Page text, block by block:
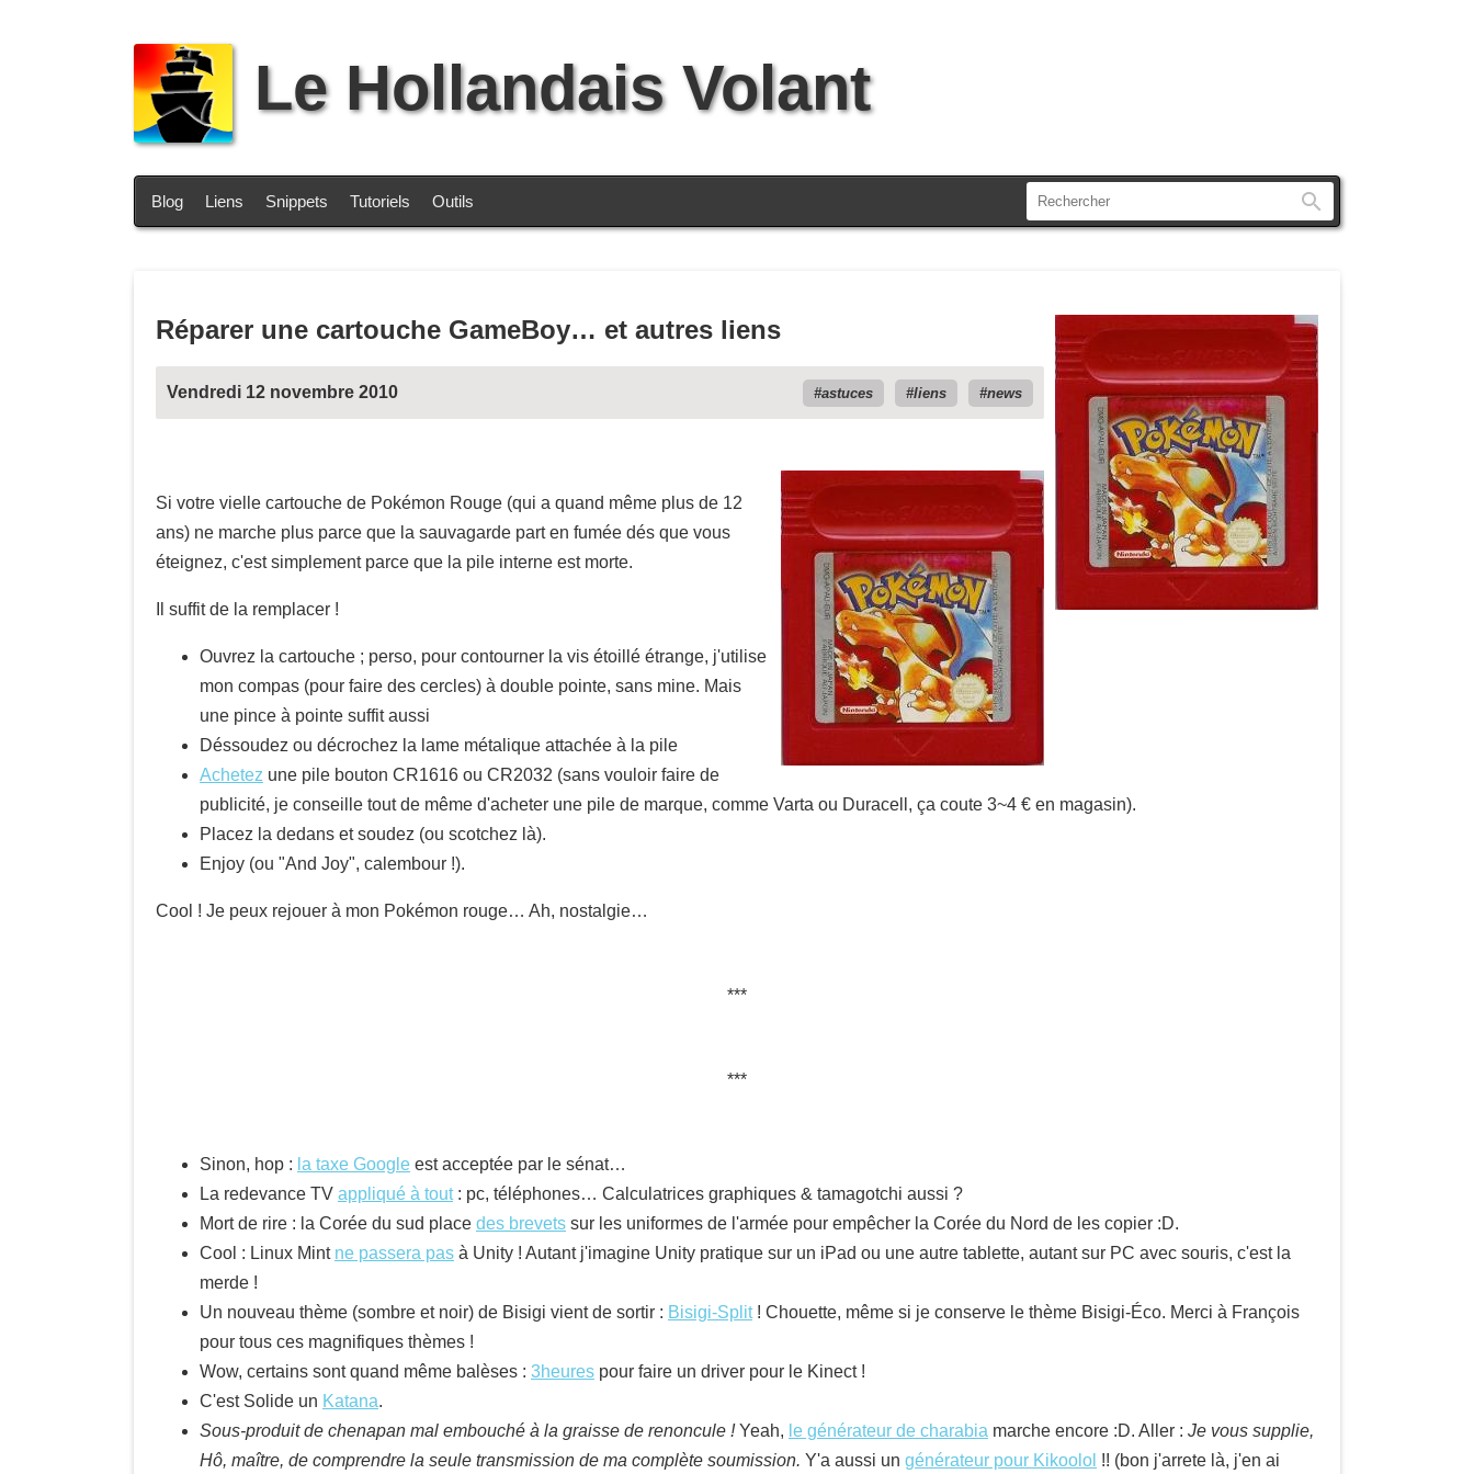
Le Hollandais Volant
Blog Liens Snippets Tutoriels Outils
Réparer une cartouche GameBoy… et autres liens
Vendredi 12 novembre 2010 astuces liens news
Si votre vielle cartouche de Pokémon Rouge (qui a quand même plus de 12
ans) ne marche plus parce que la sauvagarde part en fumée dés que vous
éteignez, c'est simplement parce que la pile interne est morte.
Il suffit de la remplacer !
Ouvrez la cartouche ; perso, pour contourner la vis étoillé étrange, j'utilise
mon compas (pour faire des cercles) à double pointe, sans mine. Mais
une pince à pointe suffit aussi
Déssoudez ou décrochez la lame métalique attachée à la pile
Achetez une pile bouton CR1616 ou CR2032 (sans vouloir faire de
publicité, je conseille tout de même d'acheter une pile de marque, comme Varta ou Duracell, ça coute 3~4 € en magasin).
Placez la dedans et soudez (ou scotchez là).
Enjoy (ou "And Joy", calembour !).
Cool ! Je peux rejouer à mon Pokémon rouge… Ah, nostalgie…
Sinon, hop : la taxe Google est acceptée par le sénat…
La redevance TV appliqué à tout: pc, téléphones… Calculatrices graphiques & tamagotchi aussi ?
Mort de rire : la Corée du sud place des brevets sur les uniformes de l'armée pour empêcher la Corée du Nord de les copier :D.
Cool : Linux Mint ne passera pas à Unity ! Autant j'imagine Unity pratique sur un iPad ou une autre tablette, autant sur PC avec souris, c'est la
merde !
Un nouveau thème (sombre et noir) de Bisigi vient de sortir : Bisigi-Split! Chouette, même si je conserve le thème Bisigi-Éco. Merci à François
pour tous ces magnifiques thèmes !
Wow, certains sont quand même balèses : 3heures pour faire un driver pour le Kinect !
C'est Solide un Katana.
Sous-produit de chenapan mal embouché à la graisse de renoncule !Yeah, le générateur de charabia marche encore :D. Aller : Je vous supplie,
Hô, maître, de comprendre la seule transmission de ma complète soumission. Y'a aussi un générateur pour Kikoolol !! (bon j'arrete là, j'en ai